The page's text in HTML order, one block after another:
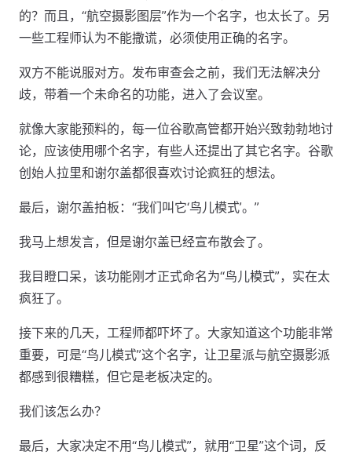
的？而且，“航空摄影图层”作为一个名字，也太长了。另
一些工程师认为不能撒谎，必须使用正确的名字。
双方不能说服对方。发布审查会之前，我们无法解决分
歧，带着一个未命名的功能，进入了会议室。
就像大家能预料的，每一位谷歌高管都开始兴致勃勃地讨
论，应该使用哪个名字，有些人还提出了其它名字。谷歌
创始人拉里和谢尔盖都很喜欢讨论疯狂的想法。
最后，谢尔盖拍板：“我们叫它‘鸟儿模式’。”
我马上想发言，但是谢尔盖已经宣布散会了。
我目瞪口呆，该功能刚才正式命名为“鸟儿模式”，实在太
疯狂了。
接下来的几天，工程师都吓坏了。大家知道这个功能非常
重要，可是“鸟儿模式”这个名字，让卫星派与航空摄影派
都感到很糟糕，但它是老板决定的。
我们该怎么办？
最后，大家决定不用“鸟儿模式”，就用“卫星”这个词，反